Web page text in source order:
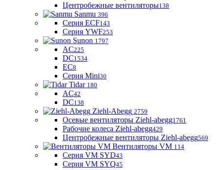
Центробежные вентиляторы138
Sanmu 396
Серия ECF143
Серия YWF253
Sunon 1797
AC225
DC1534
EC8
Серия Mini30
Tidar 180
AC42
DC138
Ziehl-Abegg 2759
Осевые вентиляторы Ziehl-abegg1761
Рабочие колеса Ziehl-abegg429
Центробежные вентиляторы Ziehl-abegg569
Вентиляторы VM 114
Серия VM SYD43
Серия VM SYQ45